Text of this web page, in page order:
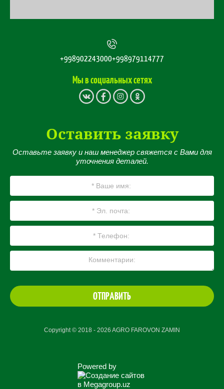
+998902243000+998979114777
Мы в социальных сетях
Оставить заявку
Оставьте заявку и наш менеджер свяжется с Вами для
уточнения деталей.
ОТПРАВИТЬ
Copyright © 2018 - 2026 AGRO FAROVON ZAMIN
Powered by